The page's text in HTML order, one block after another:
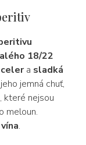
18/22
celera sladká
jemná chuť,
, které nejsou
meloun.
.